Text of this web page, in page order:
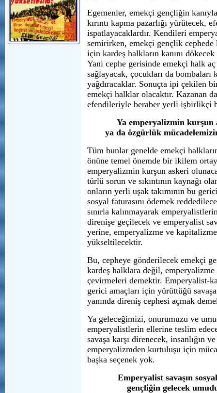
Egemenler, emekçi gençliğin
kırıntı kapma pazarlığı yürütecek,
ispatlayacaklardır. Kendileri
semirirken, emekçi gençlik cephede
için kardeş halkların kanını
Yani cephe gerisinde emekçi halk aç
sağlayacak, çocukları da bombaları
yağdıracaklar. Sonuçta ipi çekilen
emekçi halklar olacaktır. Kazanan
efendileriyle beraber yerli işbirlikçi
Ya emperyalizmin kurşun
ya da özgürlük
Tüm bunlar genelde emekçi
önüne temel önemde bir ikilem
emperyalizmin kurşun askeri
türlü sorun ve sıkıntının kaynağı
onların yerli uşak takımının bu
sosyal faturasını ödemek
sınırla kalınmayarak
direnişe geçilecek ve emperyalist
yerine, emperyalizme ve kapitalizme
yükseltilecektir.
Bu, cepheye gönderilecek emekçi
kardeş halklara değil,
çevirmeleri demektir. Emperyalist-
gerici amaçları için yürüttüğü
yanında direniş cephesi açmak
Ya geleceğimizi, onurumuzu ve
emperyalistlerin ellerine teslim
savaşa karşı direnecek, insanlığın
emperyalizmden kurtuluşu için
başka seçenek yok.
Emperyalist savaşın
gençliğin gelecek